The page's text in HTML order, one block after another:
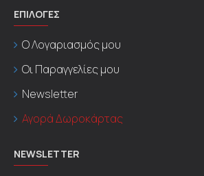
ΕΠΙΛΟΓΕΣ
Ο Λογαριασμός μου
Οι Παραγγελίες μου
Newsletter
Αγορά Δωροκάρτας
NEWSLETTER